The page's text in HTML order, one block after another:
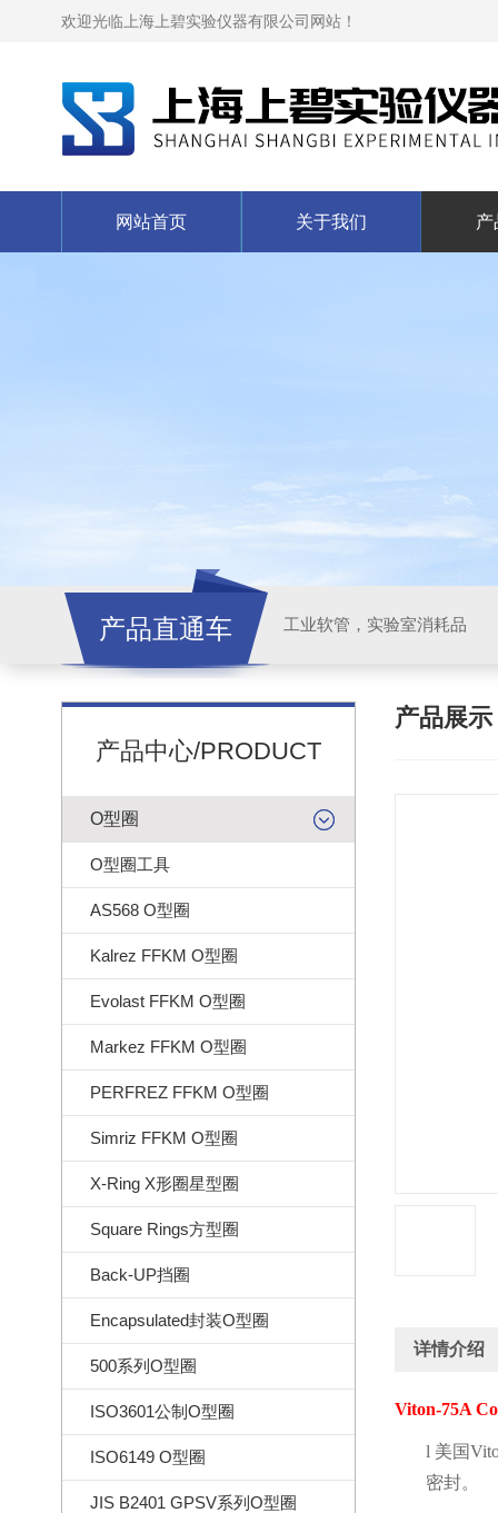
欢迎光临上海上碧实验仪器有限公司网站！
网站首页 关于我们 产
产品直通车 工业软管，实验室消耗品
产品中心/PRODUCT
O型圈
O型圈工具
AS568 O型圈
Kalrez FFKM O型圈
Evolast FFKM O型圈
Markez FFKM O型圈
PERFREZ FFKM O型圈
Simriz FFKM O型圈
X-Ring X形圈星型圈
Square Rings方型圈
Back-UP挡圈
Encapsulated封装O型圈
500系列O型圈
ISO3601公制O型圈
ISO6149 O型圈
JIS B2401 GPSV系列O型圈
产品展示
详情介绍
Viton-75A
l 美国
密封。